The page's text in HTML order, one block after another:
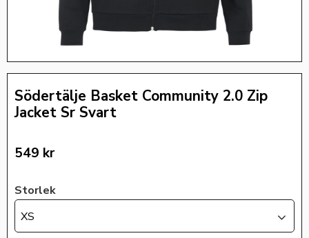
Södertälje Basket Community 2.0 Zip
Jacket Sr Svart
549 kr
Storlek
XS